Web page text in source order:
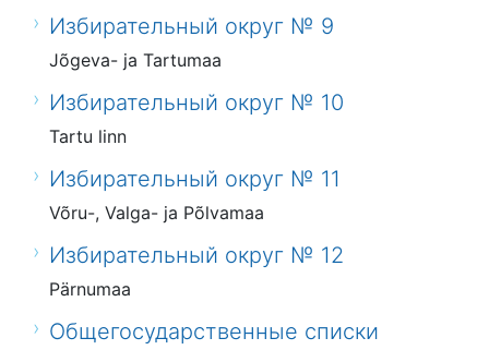
Избирательный округ № 9
Jõgeva- ja Tartumaa
Избирательный округ № 10
Tartu linn
Избирательный округ № 11
Võru-, Valga- ja Põlvamaa
Избирательный округ № 12
Pärnumaa
Общегосударственные списки